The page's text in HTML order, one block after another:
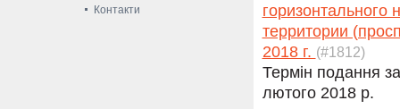
Контакти
горизонтального
территории
2018 г. (#1812)
Термін подання
лютого 2018 р.